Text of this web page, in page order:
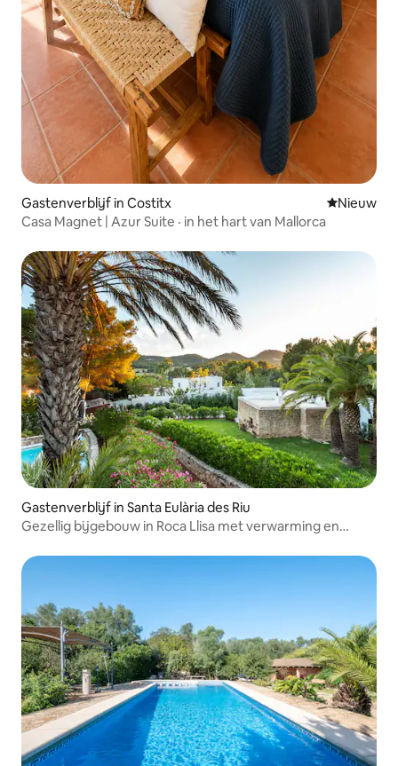
Gastenverblijf in Costitx Nieuwe
Nieuw
Casa Magnet | Azur Suite · in het hart van Mallorca
Gastenverblijf in Santa Eulària des Riu
Gezellig bijgebouw in Roca Llisa met verwarming en